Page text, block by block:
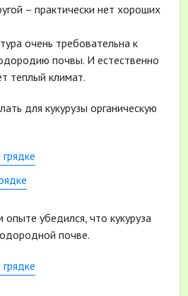
– практически нет хороших
очень требовательна к
почвы. И естественно
теплый климат.
для кукурузы органическую
убедился, что кукуруза
почве.